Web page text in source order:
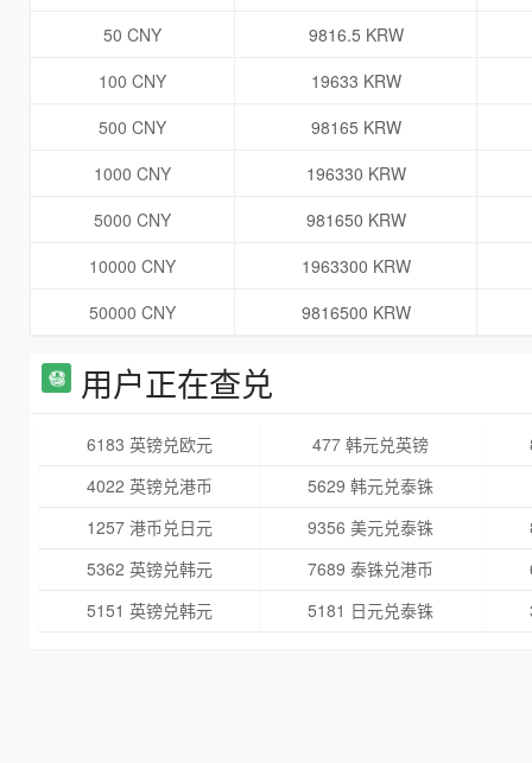
50 CNY
9816.5 KRW
100 CNY
19633 KRW
500 CNY
98165 KRW
1000 CNY
196330 KRW
5000 CNY
981650 KRW
10000 CNY
1963300 KRW
50000 CNY
9816500 KRW
用户正在查兑
6183 英镑兑欧元 477 韩元兑英镑
4022 英镑兑港币
5629 韩元兑泰铢
1257 港币兑日元
9356 美元兑泰铢
5362 英镑兑韩元
7689 泰铢兑港币
5151 英镑兑韩元
5181 日元兑泰铢